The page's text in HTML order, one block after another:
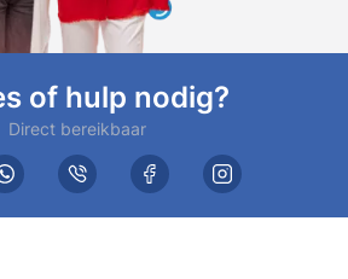
of hulp nodig?
Direct bereikbaar